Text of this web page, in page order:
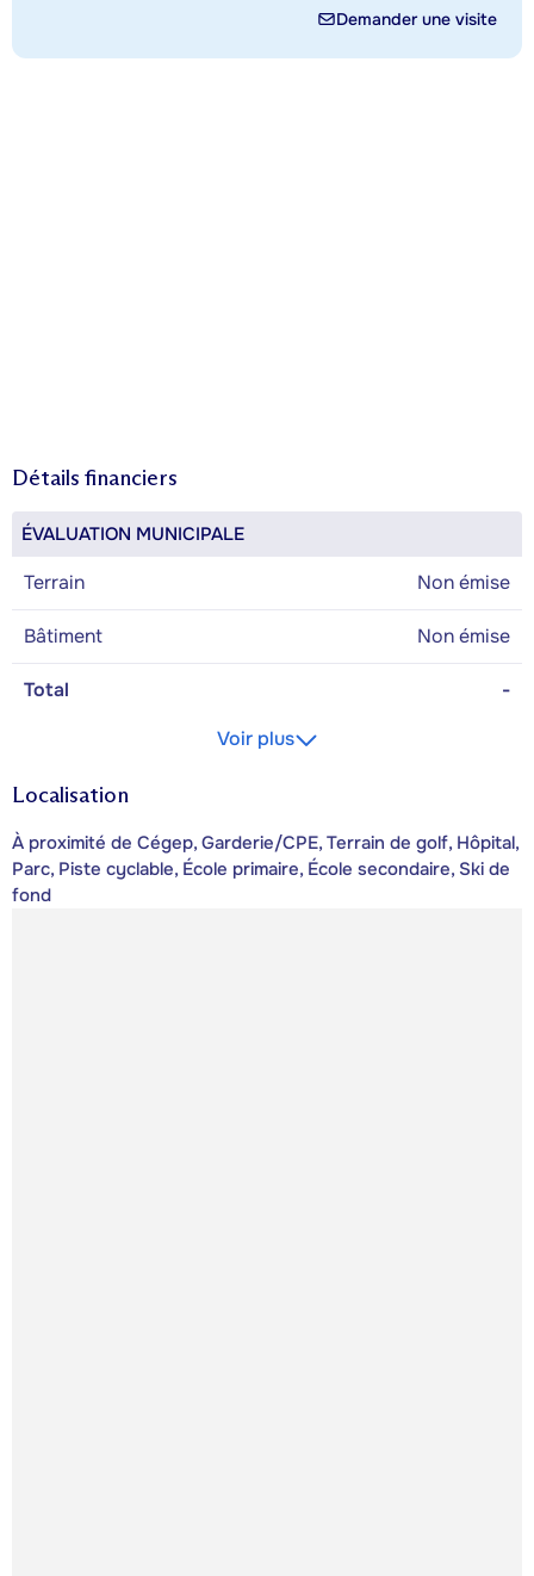
Demander une visite
Détails financiers
ÉVALUATION MUNICIPALE
Terrain Non émise
Bâtiment Non émise
Total
-
Voir plus
Localisation
À proximité de Cégep, Garderie/CPE, Terrain de golf, Hôpital,
Parc, Piste cyclable, École primaire, École secondaire, Ski de
fond